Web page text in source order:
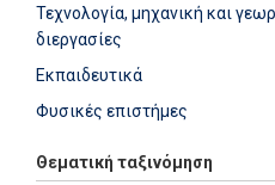
Τεχνολογία, μηχανική και
διεργασίες
Εκπαιδευτικά
Φυσικές επιστήμες
Θεματική ταξινόμηση